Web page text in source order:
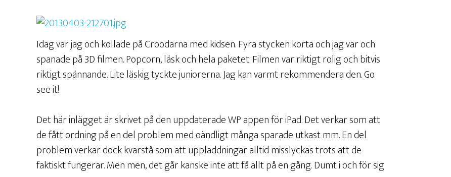
Idag var jag och kollade på Croodarna med kidsen. Fyra stycken korta och jag var och
spanade på 3D filmen. Popcorn, läsk och hela paketet. Filmen var riktigt rolig och bitvis
riktigt spännande. Lite läskig tyckte juniorerna. Jag kan varmt rekommendera den. Go
see it!
Det här inlägget är skrivet på den uppdaterade WP appen för iPad. Det verkar som att
de fått ordning på en del problem med oändligt många sparade utkast mm. En del
problem verkar dock kvarstå som att uppladdningar alltid misslyckas trots att de
faktiskt fungerar. Men men, det går kanske inte att få allt på en gång. Dumt i och för sig